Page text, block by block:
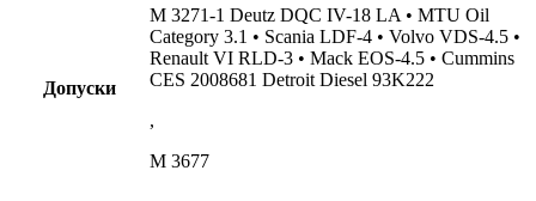
Допуски
M 3271-1 Deutz DQC IV-18 LA • MTU Oil
Category 3.1 • Scania LDF-4 • Volvo VDS-4.5 •
Renault VI RLD-3 • Mack EOS-4.5 • Cummins
CES 2008681 Detroit Diesel 93K222
,
M 3677